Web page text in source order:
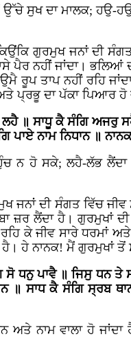
ਸੁਖ ਦਾ ਮਾਲਕ; ਹਉ-
ਗੁਰਮੁਖ ਜਨਾਂ ਦੀ
ਪੈਰ ਨਹੀਂ ਜਾਂਦਾ।
ਤਾਪ ਨਹੀਂ ਰਹਿ
ਪ੍ਰਭੂ ਦਾ ਪੱਕਾ ਪਿਆਰ ਹੋ
॥ ਸਾਧੂ ਕੈ ਸੰਗਿ ਅਜਰੁ
ਨਾਮ ਨਿਧਾਨ ॥
ਨ ਹੋ ਸਕੇ; ਲਹੈ-ਲੱਭ
ਜਨਾਂ ਦੀ ਸੰਗਤ ਵਿੱਚ
ਜ਼ਰ ਲੈਂਦਾ ਹੈ। ਗੁਰਮੁਖਾਂ
ਕੇ ਜੀਵ ਸਾਰੇ ਧਰਮਾਂ
ਹੇ ਨਾਨਕ! ਮੈਂ ਗੁਰਮੁਖਾਂ ਤੋਂ
ਧਨੁ ਪਾਵੈ ॥ ਜਿਸੁ ਧਨ
॥ ਸਾਧ ਕੈ ਸੰਗਿ ਸ੍ਰਬ
ਅਤੇ ਨਾਮ ਵਾਲਾ ਹੋ